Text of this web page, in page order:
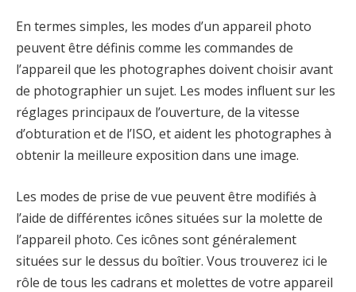
En termes simples, les modes d’un appareil photo
peuvent être définis comme les commandes de
l’appareil que les photographes doivent choisir avant
de photographier un sujet. Les modes influent sur les
réglages principaux de l’ouverture, de la vitesse
d’obturation et de l’ISO, et aident les photographes à
obtenir la meilleure exposition dans une image.
Les modes de prise de vue peuvent être modifiés à
l’aide de différentes icônes situées sur la molette de
l’appareil photo. Ces icônes sont généralement
situées sur le dessus du boîtier. Vous trouverez ici le
rôle de tous les cadrans et molettes de votre appareil